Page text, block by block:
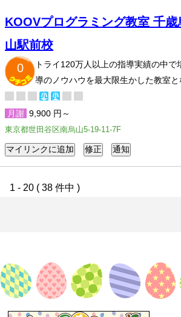
KOOVプログラミング教室 千歳
山駅前校
0
トライ120万人以上の指導実績の中
導のノウハウを最大限生かした教室と
月謝 9,900 円～
東京都世田谷区南烏山5-19-11-7F
1 - 20 ( 38 件中 )